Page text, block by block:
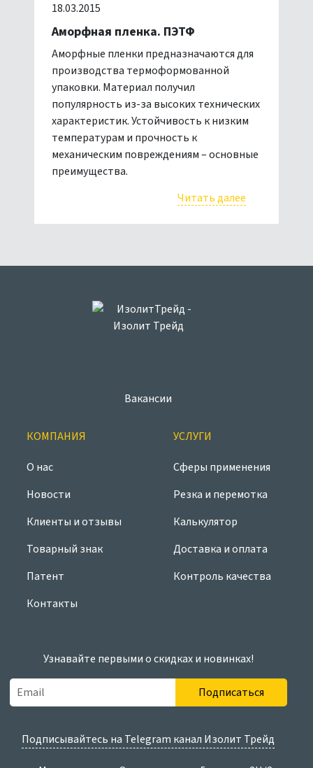
18.03.2015
Аморфная пленка. ПЭТФ
Аморфные пленки предназначаются для
производства термоформованной
упаковки. Материал получил
популярность из-за высоких технических
характеристик. Устойчивость к низким
температурам и прочность к
механическим повреждениям – основные
преимущества.
Читать далее
Вакансии
КОМПАНИЯ
О нас
Новости
Клиенты и отзывы
Товарный знак
Патент
Контакты
УСЛУГИ
Сферы применения
Резка и перемотка
Калькулятор
Доставка и оплата
Контроль качества
Узнавайте первыми о скидках и новинках!
Подписаться
Подписывайтесь на Telegram канал Изолит Трейд